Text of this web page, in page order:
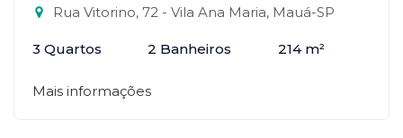
Rua Vitorino, 72 - Vila Ana Maria, Mauá-SP
3 Quartos 2 Banheiros 214 m²
Mais informações